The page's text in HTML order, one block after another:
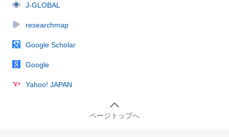
J-GLOBAL
researchmap
Google Scholar
Google
Yahoo! JAPAN
ページトップへ